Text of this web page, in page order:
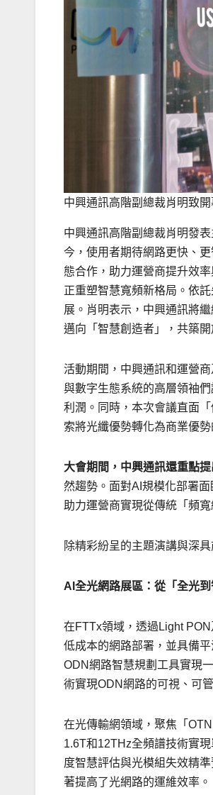
中興通訊高階副總裁肖明致開
中興通訊高階副總裁肖明發
今，使用者期待網路更快、
態合作，助力運營商提升效
正重塑智慧寬頻新格局。依
展。肖明表示，中興通訊將
邁向「智慧創造者」，共築
活動期間，中興通訊和運營
與數字生態系統的高層領袖
利潤。同時，本次會議直面
索將光纖優勢轉化為商業優
大會期間，中興通訊還重點
然趨勢。面對AI規模化部署
助力運營商實現從傳統「頻
除精彩紛呈的主題演講與深
AI 全光網路展區：從「全光
在FTTx領域，透過Light
低成本的網路部署，並具備
ODN網路智慧規劃工具實現
術實現ODN網路的可視、可
在光傳輸網領域，聚焦「
1.6T和12THz全頻譜技術實
度智慧評估與光模組失效精
著提高了光網路的運維效率。